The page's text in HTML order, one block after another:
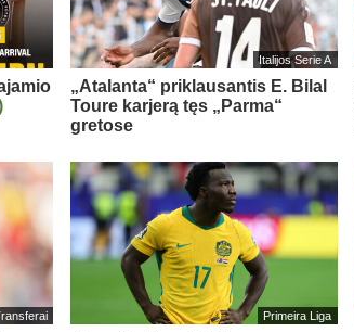
Italijos Serie A
„Atalanta“ priklausantis E. Bilal
Toure karjerą tęs „Parma“
gretose
Primeira Liga